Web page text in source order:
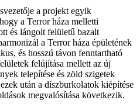
a projekt egyik
a Terror háza melletti
és lángolt felületű bazalt
a Terror háza épületének
és hosszú távon fenntartható
felújítása mellett az új
telepítése és zöld szigetek
után a díszburkolatok kiépítése
megvalósítása következik.